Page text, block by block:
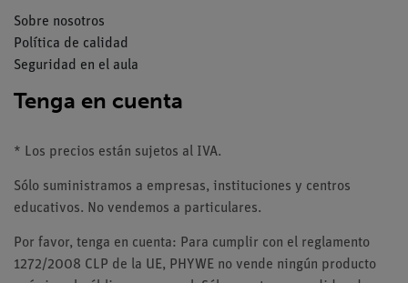
Sobre nosotros
Política de calidad
Seguridad en el aula
Tenga en cuenta
* Los precios están sujetos al IVA.
Sólo suministramos a empresas, instituciones y centros
educativos. No vendemos a particulares.
Por favor, tenga en cuenta: Para cumplir con el reglamento
1272/2008 CLP de la UE, PHYWE no vende ningún producto